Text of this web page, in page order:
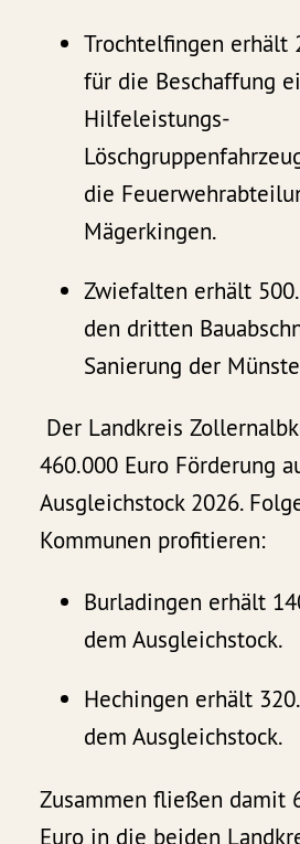
Trochtelfingen erhält
für die Beschaffung
Hilfeleistungs-
die
Mägerkingen.
Zwiefalten erhält
den dritten
Sanierung der
Der Landkreis
460.000 Euro Förderung
Ausgleichstock 2026.
Kommunen profitieren:
Burladingen erhält
dem Ausgleichstock.
Hechingen erhält
dem Ausgleichstock.
Zusammen fließen damit
Euro in die beiden